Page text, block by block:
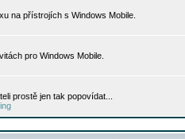
na přístrojích s Windows Mobile.
pro Windows Mobile.
prostě jen tak popovídat...